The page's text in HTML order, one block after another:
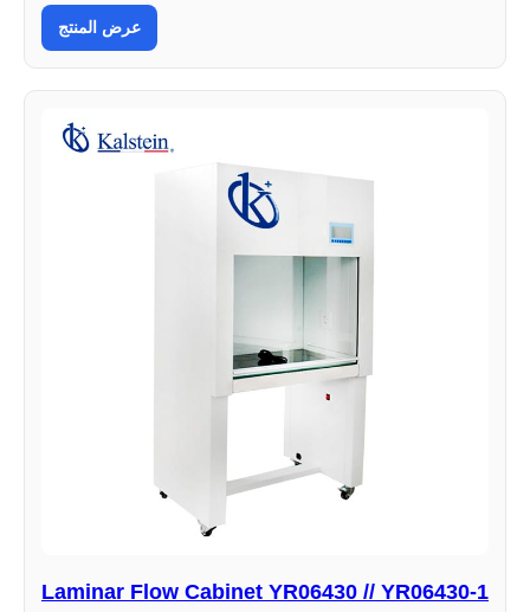
عرض المنتج
Laminar Flow Cabinet YR06430 // YR06430-1